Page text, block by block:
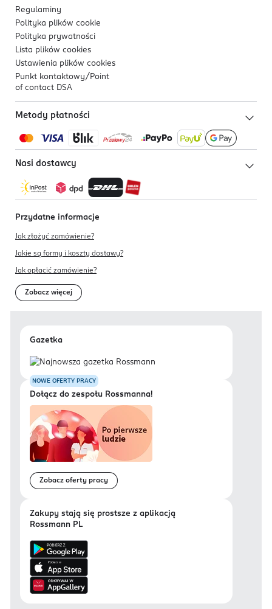
Regulaminy
Polityka plików cookie
Polityka prywatności
Lista plików cookies
Ustawienia plików cookies
Punkt kontaktowy/ Point
of contact DSA
Metody płatności
Nasi dostawcy
Przydatne informacje
Jak złożyć zamówienie?
Jakie są formy i koszty dostawy?
Jak opłacić zamówienie?
Zobacz więcej
Gazetka
NOWE OFERTY PRACY
Dołącz do zespołu Rossmanna!
Zobacz oferty pracy
Zakupy stają się prostsze z aplikacją
Rossmann PL